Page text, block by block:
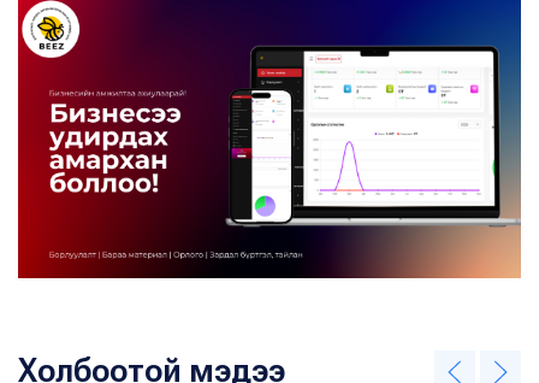
Холбоотой мэдээ